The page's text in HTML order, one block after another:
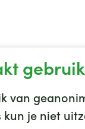
van
kun je niet